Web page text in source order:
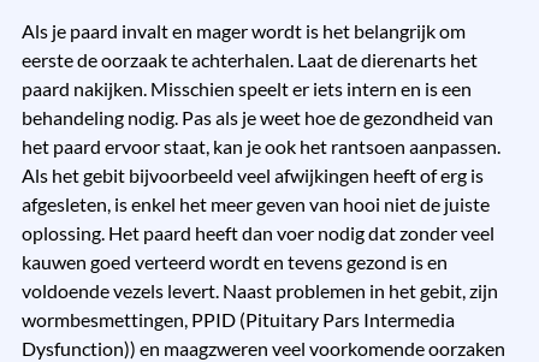
Als je paard invalt en mager wordt is het belangrijk om
eerste de oorzaak te achterhalen. Laat de dierenarts het
paard nakijken. Misschien speelt er iets intern en is een
behandeling nodig. Pas als je weet hoe de gezondheid van
het paard ervoor staat, kan je ook het rantsoen aanpassen.
Als het gebit bijvoorbeeld veel afwijkingen heeft of erg is
afgesleten, is enkel het meer geven van hooi niet de juiste
oplossing. Het paard heeft dan voer nodig dat zonder veel
kauwen goed verteerd wordt en tevens gezond is en
voldoende vezels levert. Naast problemen in het gebit, zijn
wormbesmettingen, PPID (Pituitary Pars Intermedia
Dysfunction)) en maagzweren veel voorkomende oorzaken